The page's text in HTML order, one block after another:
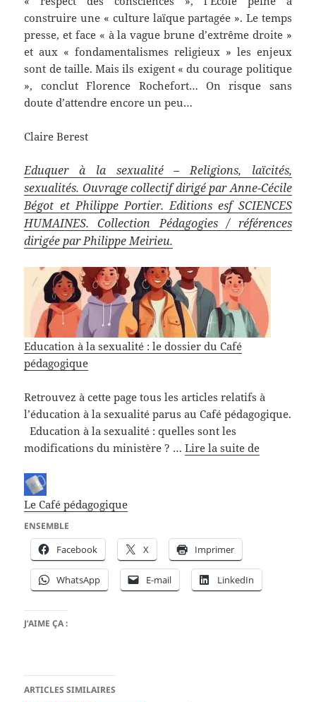
construire une « culture laïque partagée ». Le temps
presse, et face « à la vague brune d’extrême droite »
et aux « fondamentalismes religieux » les enjeux
sont de taille. Mais ils exigent « du courage politique
», conclut Florence Rochefort… On risque sans
doute d’attendre encore un peu…
Claire Berest
Eduquer à la sexualité – Religions, laïcités,
sexualités. Ouvrage collectif dirigé par Anne-Cécile
Bégot et Philippe Portier. Editions esf SCIENCES
HUMAINES. Collection Pédagogies / références
dirigée par Philippe Meirieu.
Education à la sexualité : le dossier du Café
pédagogique
Retrouvez à cette page tous les articles relatifs à
l’éducation à la sexualité parus au Café pédagogique.
Education à la sexualité : quelles sont les
modifications du ministère ? …Lire la suite deEducation
du
Le Café pédagogique
ENSEMBLE
Facebook X Imprimer
WhatsApp E-mail LinkedIn
J’AIME ÇA :
ARTICLES SIMILAIRES